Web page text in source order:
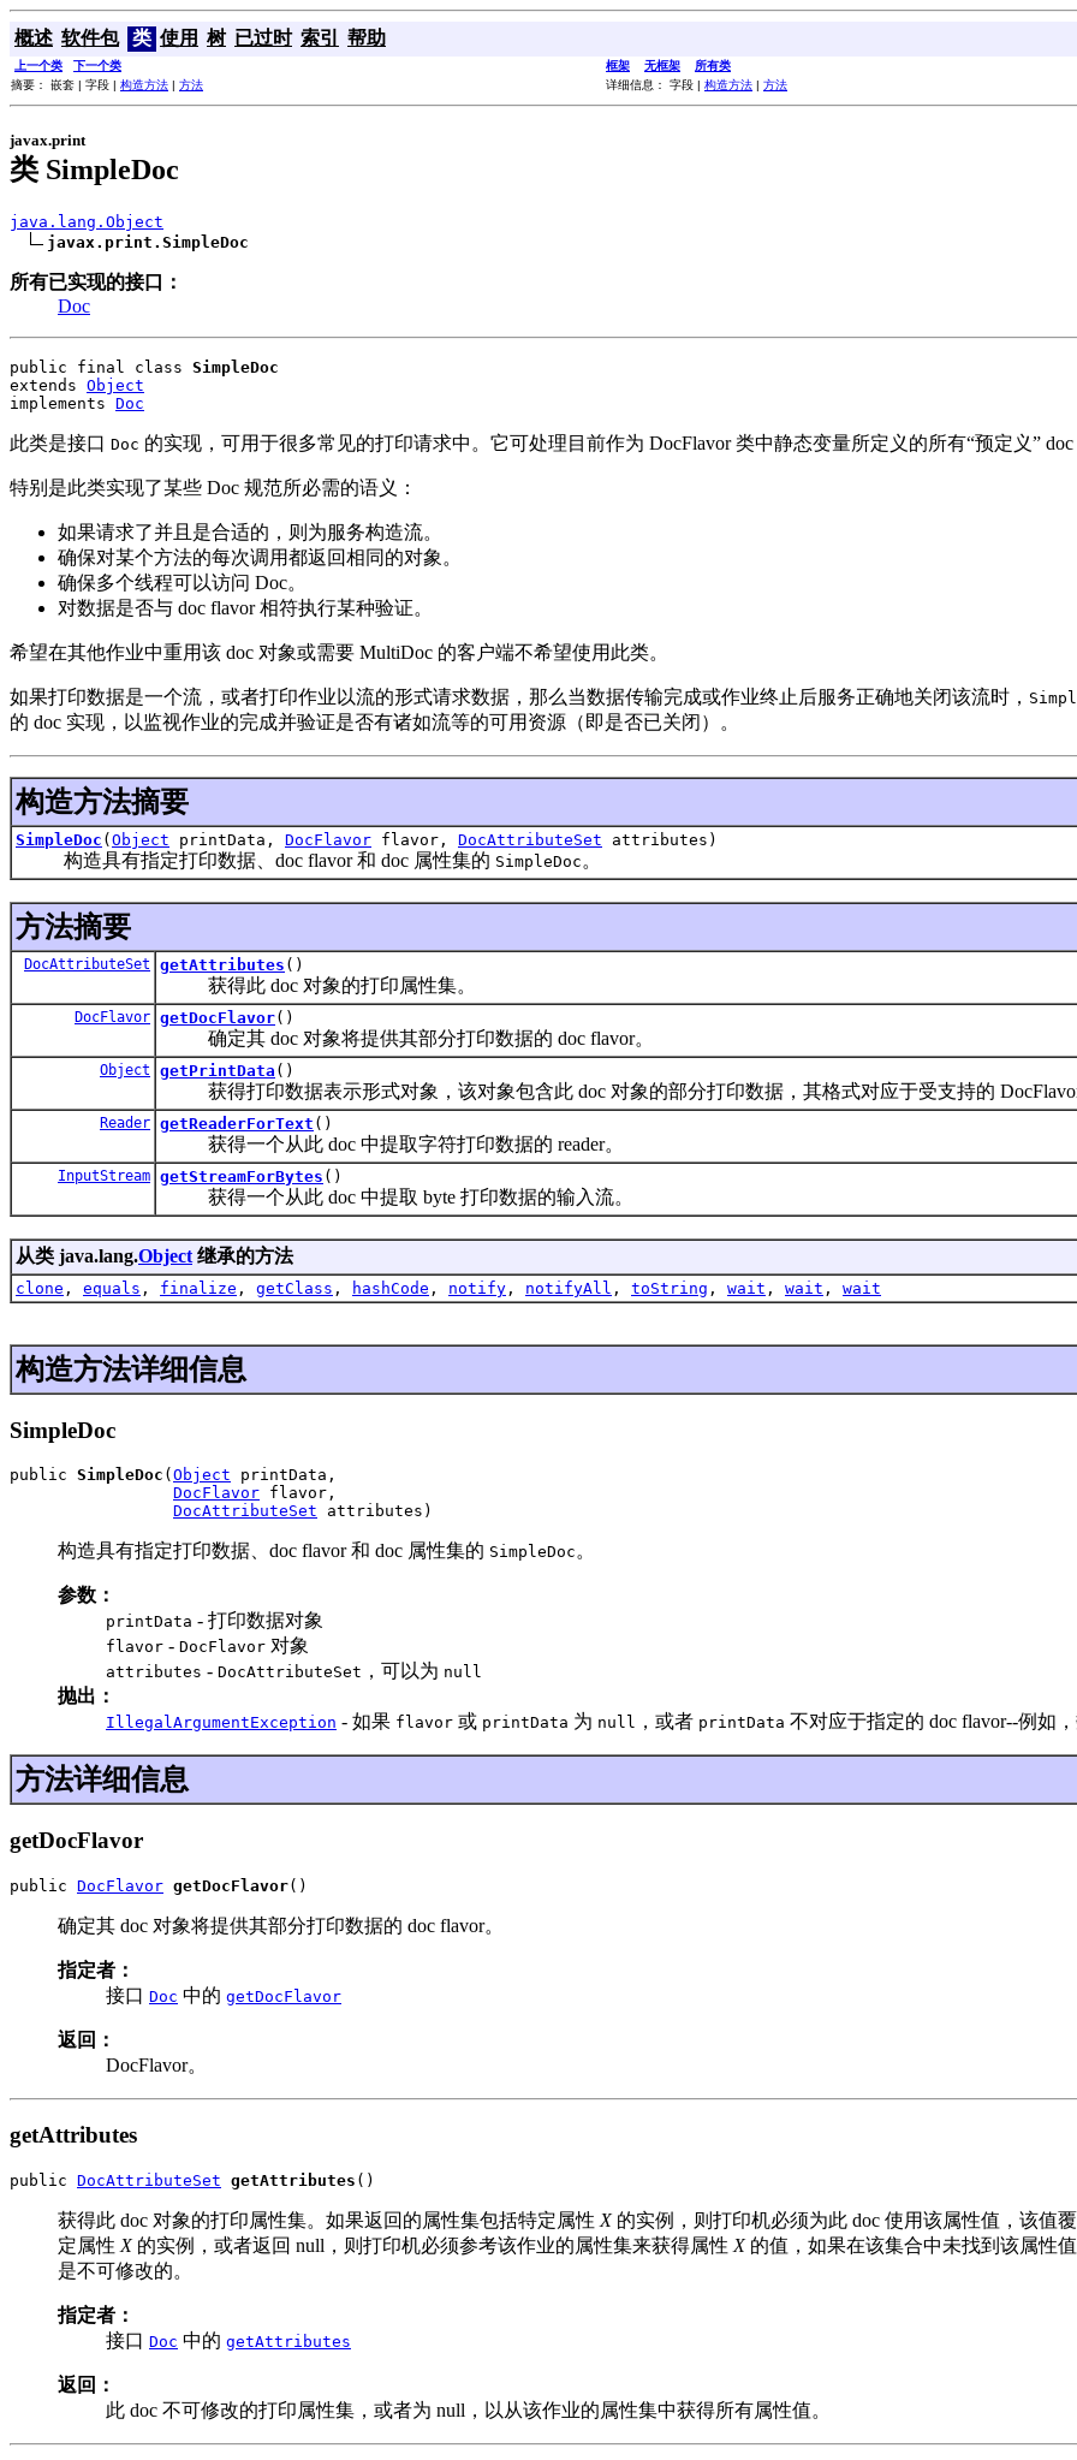
概述 软件包 类 使用 树 已过时 索引 帮助
上一个类 下一个类 框架 无框架
所有类
摘要： 嵌套 | 字段 | 构造方法 | 方法 详细信息： 字段 | 构造方法 | 方法
javax.print
类 SimpleDoc
java.lang.Object
javax.print.SimpleDoc
所有已实现的接口：
Doc
public final class SimpleDoc
extends Object
implements Doc
此类是接口 Doc 的实现，可用于很多常见的打印请求中。它可处理目前作为 DocFlavor 类中静态变量所定义的所有“预定义” doc
特别是此类实现了某些 Doc 规范所必需的语义：
如果请求了并且是合适的，则为服务构造流。
确保对某个方法的每次调用都返回相同的对象。
确保多个线程可以访问 Doc。
对数据是否与 doc flavor 相符执行某种验证。
希望在其他作业中重用该 doc 对象或需要 MultiDoc 的客户端不希望使用此类。
如果打印数据是一个流，或者打印作业以流的形式请求数据，那么当数据传输完成或作业终止后服务正确地关闭该流时，
的 doc 实现，以监视作业的完成并验证是否有诸如流等的可用资源（即是否已关闭）。
构造方法摘要
SimpleDoc ( Object printData, DocFlavor flavor, DocAttributeSet attributes)
构造具有指定打印数据、doc flavor 和 doc 属性集的 SimpleDoc 。
方法摘要
DocAttributeSet getAttributes ()
获得此 doc 对象的打印属性集。
DocFlavor getDocFlavor()
确定其 doc 对象将提供其部分打印数据的 doc flavor。
Object getPrintData ()
获得打印数据表示形式对象，该对象包含此 doc 对象的部分打印数据，其格式对应于受支持的
Reader getReaderForText ()
获得一个从此 doc 中提取字符打印数据的 reader。
InputStream getStreamForBytes ()
获得一个从此 doc 中提取 byte 打印数据的输入流。
从类 java.lang.Object 继承的方法
clone , equals , finalize , getClass , hashCode , notify , notifyAll , toString , wait , wait , wait
构造方法详细信息
SimpleDoc
public SimpleDoc ( Object printData,
DocFlavor flavor,
DocAttributeSet attributes)
构造具有指定打印数据、doc flavor 和 doc 属性集的 SimpleDoc 。
参数：
printData - 打印数据对象
flavor - DocFlavor 对象
attributes - DocAttributeSet ，可以为 null
抛出：
IllegalArgumentException - 如果 flavor 或 printData 为 null ，或者 printData 不对应于指定的 doc flavor--例如
方法详细信息
getDocFlavor
public DocFlavor getDocFlavor()
确定其 doc 对象将提供其部分打印数据的 doc flavor。
指定者：
接口 Doc 中的 getDocFlavor
返回：
DocFlavor。
getAttributes
public DocAttributeSet getAttributes ()
获得此 doc 对象的打印属性集。如果返回的属性集包括特定属性 X的实例，则打印机必须为此 doc 使用该属性值，该值
定属性 X的实例，或者返回 null，则打印机必须参考该作业的属性集来获得属性 X的值，如果在该集合中未找到该属性
是不可修改的。
指定者：
接口 Doc 中的 getAttributes
返回：
此 doc 不可修改的打印属性集，或者为 null，以从该作业的属性集中获得所有属性值。